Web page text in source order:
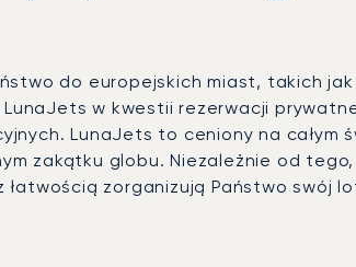
do europejskich miast, takich
w kwestii rezerwacji
LunaJets to ceniony na
zakątku globu. Niezależnie od
zorganizują Państwo swój